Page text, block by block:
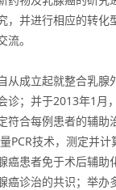
并进行相应的转
。
成立起就整合乳腺
；并于2013年1月
合每例患者的辅
技术，测定并计
患者免于术后辅助
癌诊治的共识；举